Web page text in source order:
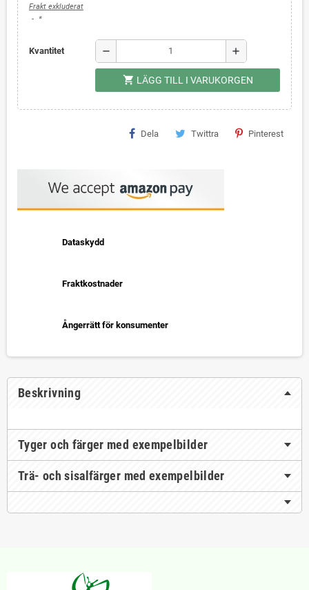
Frakt exkluderat
*
Kvantitet remove add
shopping_cart LÄGG TILL I VARUKORGEN
Dela Twittra Pinterest
Dataskydd
Fraktkostnader
Ångerrätt för konsumenter
Beskrivning
Tyger och färger med exempelbilder
Trä- och sisalfärger med exempelbilder